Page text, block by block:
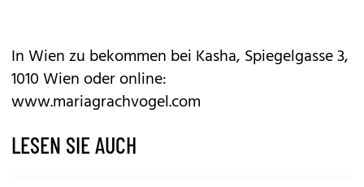
In Wien zu bekommen bei Kasha, Spiegelgasse 3,
1010 Wien oder online:
www.mariagrachvogel.com
LESEN SIE AUCH